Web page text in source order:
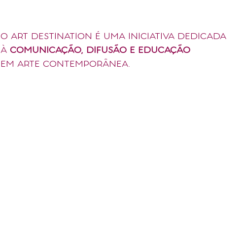
O ART DESTINATION É UMA INICIATIVA DEDICADA
ÀCOMUNICAÇÃO, DIFUSÃO E EDUCAÇÃO
EM ARTE CONTEMPORÂNEA.